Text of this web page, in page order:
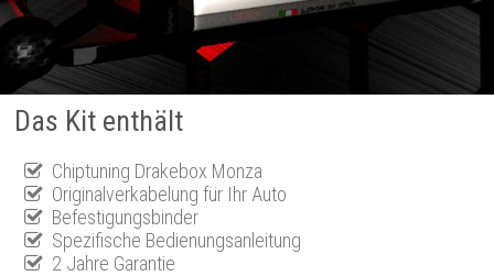
Das Kit enthält
Chiptuning Drakebox Monza
Originalverkabelung für Ihr Auto
Befestigungsbinder
Spezifische Bedienungsanleitung
2 Jahre Garantie